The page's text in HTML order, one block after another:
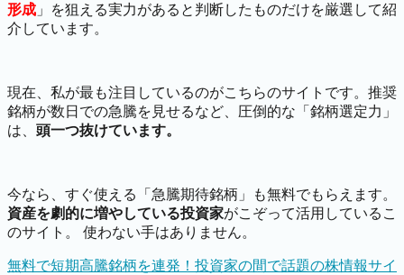
形成 」を狙える実力があると判断したものだけを厳選して紹
介しています。
現在、私が最も注目しているのがこちらのサイトです。推奨
銘柄が数日での急騰を見せるなど、圧倒的な「銘柄選定力」
は、 頭一つ抜けています。
今なら、すぐ使える「急騰期待銘柄」も無料でもらえます。
資産を劇的に増やしている投資家がこぞって活用しているこ
のサイト。 使わない手はありません。
無料で短期高騰銘柄を連発！投資家の間で話題の株情報サイ